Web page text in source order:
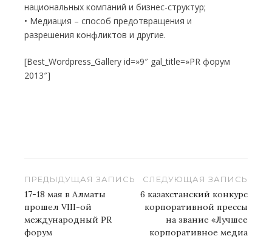
национальных компаний и бизнес-структур;
• Медиация – способ предотвращения и
разрешения конфликтов и другие.
[Best_Wordpress_Gallery id=»9″ gal_title=»PR форум
2013″]
Навигация
по
записям
ПРЕДЫДУЩАЯ ЗАПИСЬ
17-18 мая в Алматы
прошел VIII-ой
международный PR
форум
СЛЕДУЮЩАЯ ЗАПИСЬ
6 казахстанский конкурс
корпоративной прессы
на звание «Лучшее
корпоративное медиа